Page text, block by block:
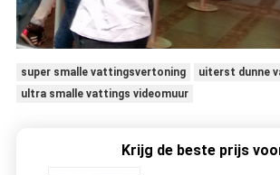
super smalle vattingsvertoning
uiterst dunne
ultra smalle vattings videomuur
Krijg de beste prijs